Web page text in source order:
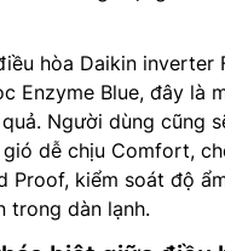
hòa Daikin inverter
Enzyme Blue, đây là
Người dùng cũng
dễ chịu Comfort,
Proof, kiểm soát độ
trong dàn lạnh.